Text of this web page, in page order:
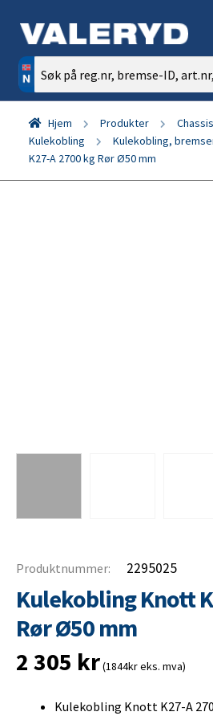
Søk
etter:
Hjem Produkter
Kulekobling
Kulekobling,
K27-A 2700 kg Rør Ø50 mm
Produktnummer: 2295025
Kulekobling Knott
Rør Ø50 mm
2 305 kr(1844kr eks. mva)
Kulekobling Knott K27-A